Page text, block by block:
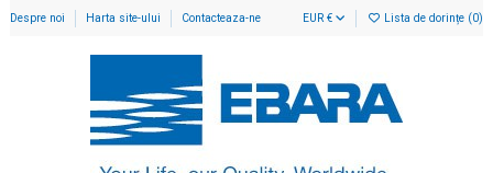
Despre noi Harta site-ului Contacteaza-ne EUR € Lista de dorințe (0)